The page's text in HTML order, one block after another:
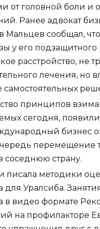
от головной боли и
Ранее адвокат
Мальцев сообщал,
у его
расстройство, не
лечения, но
самостоятельных
принципов
сегодня,
бизнес
перемещение
соседнюю страну.
писала методики
для Уралсиба.
в видео формате
на профилакторе